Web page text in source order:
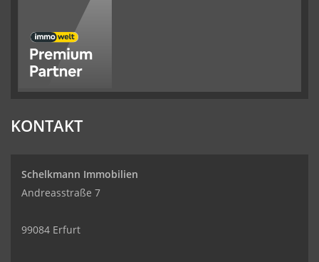
KONTAKT
Schelkmann Immobilien
Andreasstraße 7
99084 Erfurt